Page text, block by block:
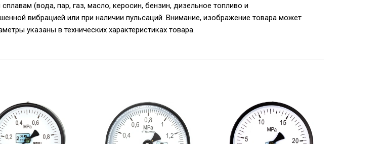
(вода, пар, газ, масло, керосин, бензин, дизельное топливо и
вибрацией или при наличии пульсаций. Внимание, изображение товара может
указаны в технических характеристиках товара.